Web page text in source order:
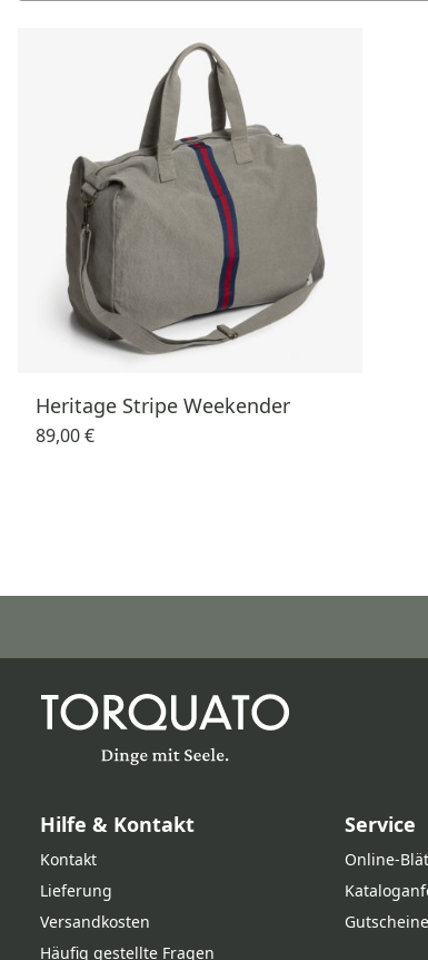
Heritage Stripe Weekender
89,00 €
Hilfe & Kontakt
Kontakt
Lieferung
Versandkosten
Häufig gestellte Fragen
Service
Gutscheine